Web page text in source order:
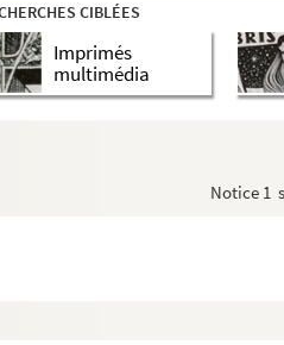
CIBLÉES
Imprimés
multimédia
Notice 1
pseaumes des vespres des fériés de